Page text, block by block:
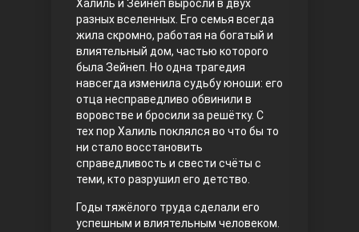
Правосyдие
Любовь напрокат
Халиль и Зейнеп выросли в двух
разных вселенных. Его семья всегда
жила скромно, работая на богатый и
влиятельный дом, частью которого
была Зейнеп. Но одна трагедия
навсегда изменила судьбу юноши: его
отца несправедливо обвинили в
воровстве и бросили за решётку. С
тех пор Халиль поклялся во что бы то
ни стало восстановить
справедливость и свести счёты с
теми, кто разрушил его детство.
Годы тяжёлого труда сделали его
успешным и влиятельным человеком.